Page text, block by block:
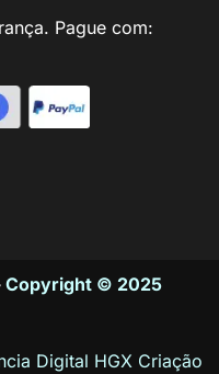
Pague com:
Copyright © 2025
Digital HGX Criação